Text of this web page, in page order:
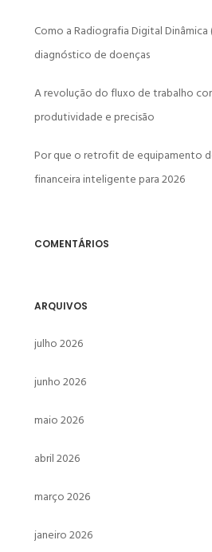
Como a Radiografia Digital
diagnóstico de doenças
A revolução do fluxo de trabalho
produtividade e precisão
Por que o retrofit de equipamento
financeira inteligente para 2026
COMENTÁRIOS
ARQUIVOS
julho 2026
junho 2026
maio 2026
abril 2026
março 2026
janeiro 2026